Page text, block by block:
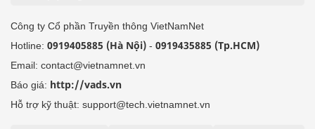
Công ty Cổ phần Truyền thông VietNamNet
Hotline: 0919405885 (Hà Nội) - 0919435885 (Tp.HCM)
Email: contact@vietnamnet.vn
Báo giá: http://vads.vn
Hỗ trợ kỹ thuật: support@tech.vietnamnet.vn